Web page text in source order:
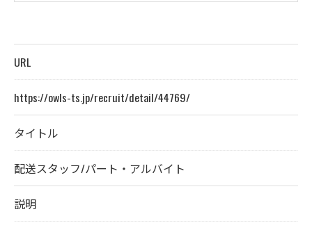
ません。
＜個人情報の委託について＞
個人情報を外部に委託する場合があります。
これらの委託先に対しては個人情報保護契約等の措
置をとり、適切な監督を行います。
URL
https://owls-ts.jp/recruit/detail/44769/
タイトル
配送スタッフ/パート・アルバイト
説明